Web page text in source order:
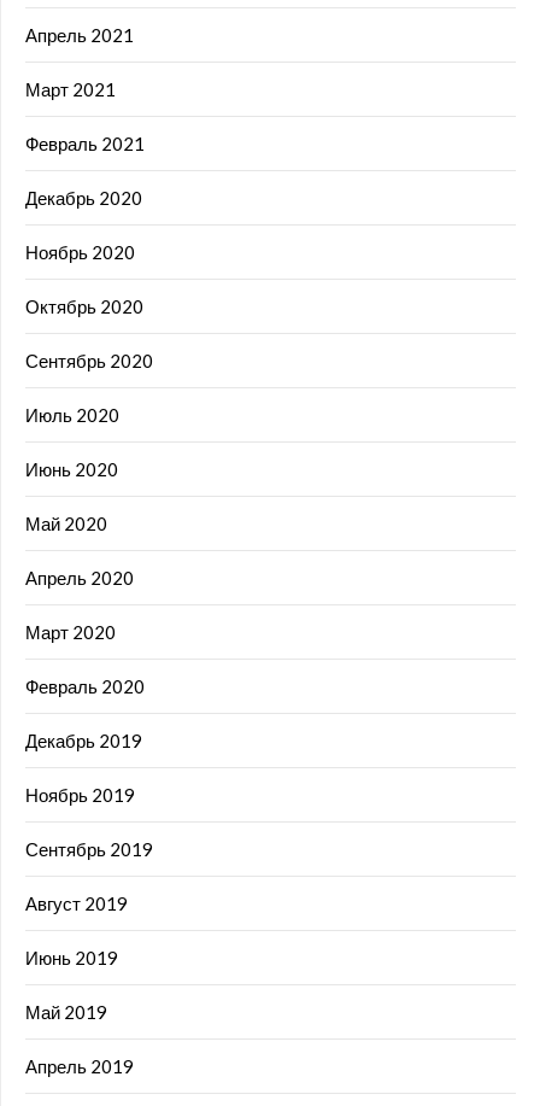
Апрель 2021
Март 2021
Февраль 2021
Декабрь 2020
Ноябрь 2020
Октябрь 2020
Сентябрь 2020
Июль 2020
Июнь 2020
Май 2020
Апрель 2020
Март 2020
Февраль 2020
Декабрь 2019
Ноябрь 2019
Сентябрь 2019
Август 2019
Июнь 2019
Май 2019
Апрель 2019